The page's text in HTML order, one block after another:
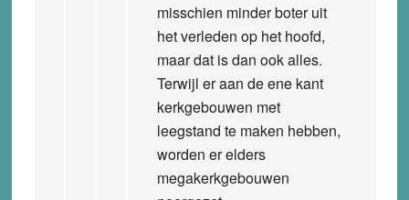
misschien minder boter uit
het verleden op het hoofd,
maar dat is dan ook alles.
Terwijl er aan de ene kant
kerkgebouwen met
leegstand te maken hebben,
worden er elders
megakerkgebouwen